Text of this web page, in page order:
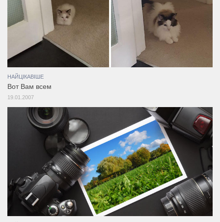
НАЙЦІКАВІШЕ
Вот Вам всем
19.01.2007